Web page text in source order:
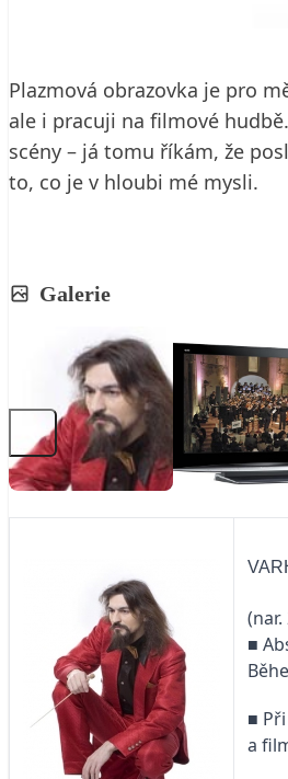
Plazmová obrazovka je pro
ale i pracuji na filmové
scény – já tomu říkám, že
to, co je v hloubi mé mysli.
Galerie
■
■
a